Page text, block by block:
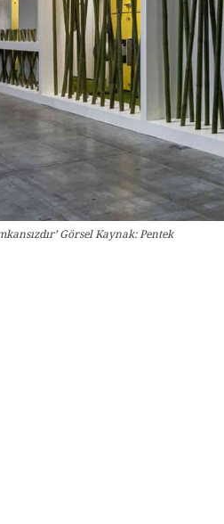
Görsel Kaynak: Pentek